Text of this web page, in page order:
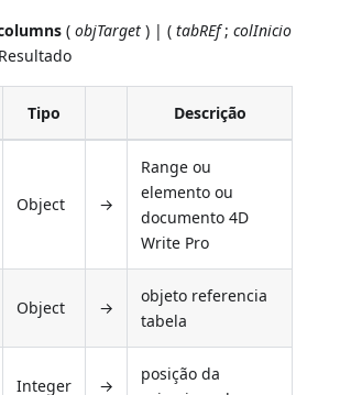
(objTarget ) | (tabREf;colInicio
Tipo Descrição
Object →
Range ou
elemento ou
documento 4D
Write Pro
Object →
objeto referencia
tabela
Integer →
posição da